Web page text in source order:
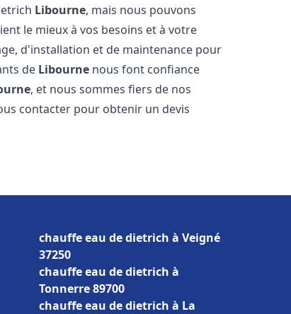
Libourne, mais nous pouvons
le mieux à vos besoins et à votre
d'installation et de maintenance pour
de Libourne nous font confiance
, et nous sommes fiers de nos
contacter pour obtenir un devis
chauffe eau de dietrich à Veigné
37250
chauffe eau de dietrich à
Tonnerre 89700
chauffe eau de dietrich à La